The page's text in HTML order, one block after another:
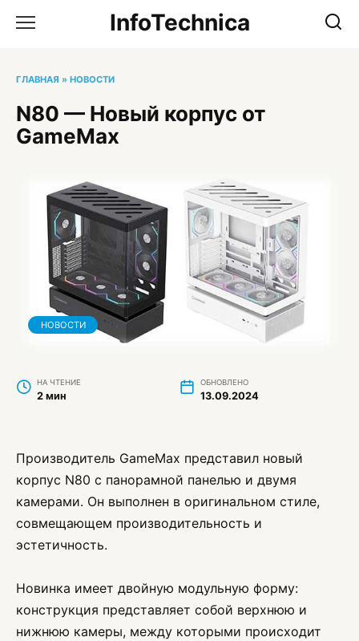
InfoTechnica
ГЛАВНАЯ » НОВОСТИ
N80 — Новый корпус от
GameMax
НОВОСТИ
НА ЧТЕНИЕ
2 мин
ОБНОВЛЕНО
13.09.2024
Производитель GameMax представил новый
корпус N80 с панорамной панелью и двумя
камерами. Он выполнен в оригинальном стиле,
совмещающем производительность и
эстетичность.
Новинка имеет двойную модульную форму:
конструкция представляет собой верхнюю и
нижнюю камеры, между которыми происходит